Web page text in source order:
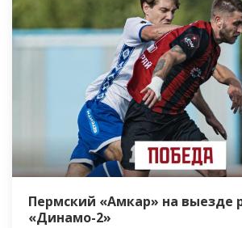
Пермский «Амкар» на выезде
«Динамо-2»